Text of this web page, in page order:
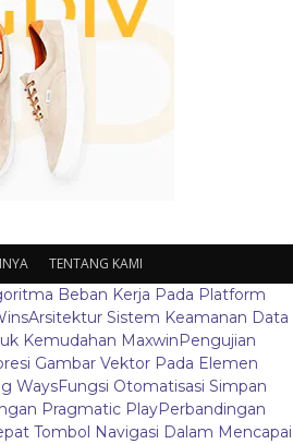
TENTANG KAMI
Beban Kerja Pada Platform
Arsitektur Sistem Keamanan Data
Kemudahan MaxwinPengujian
Gambar Vektor Pada Elemen
WaysFungsi Otomatisasi Simpan
Pragmatic PlayPerbandingan
Tombol Navigasi Dalam Mencapai